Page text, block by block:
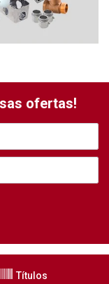
ofertas!
Títulos